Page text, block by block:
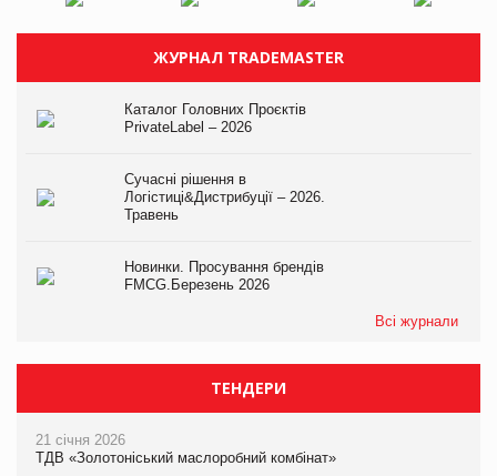
ЖУРНАЛ TRADEMASTER
Каталог Головних Проєктів
PrivateLabel – 2026
Сучасні рішення в
Логістиці&Дистрибуції – 2026.
Травень
Новинки. Просування брендів
FMCG.Березень 2026
Всі журнали
ТЕНДЕРИ
21 січня 2026
ТДВ «Золотоніський маслоробний комбінат»